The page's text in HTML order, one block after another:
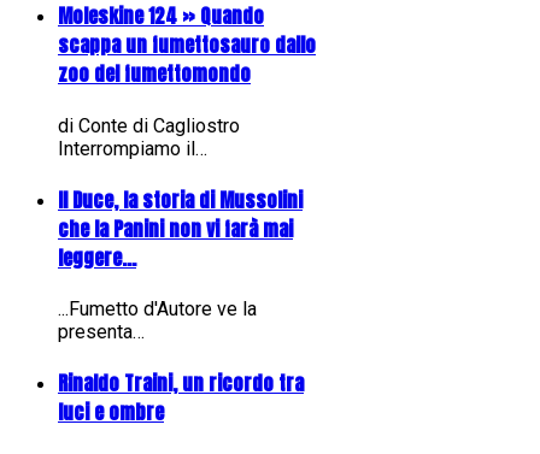
Moleskine 124 » Quando
scappa un fumettosauro dallo
zoo del fumettomondo
di Conte di Cagliostro
Interrompiamo il…
Il Duce, la storia di Mussolini
che la Panini non vi farà mai
leggere...
...Fumetto d'Autore ve la
presenta…
Rinaldo Traini, un ricordo tra
luci e ombre